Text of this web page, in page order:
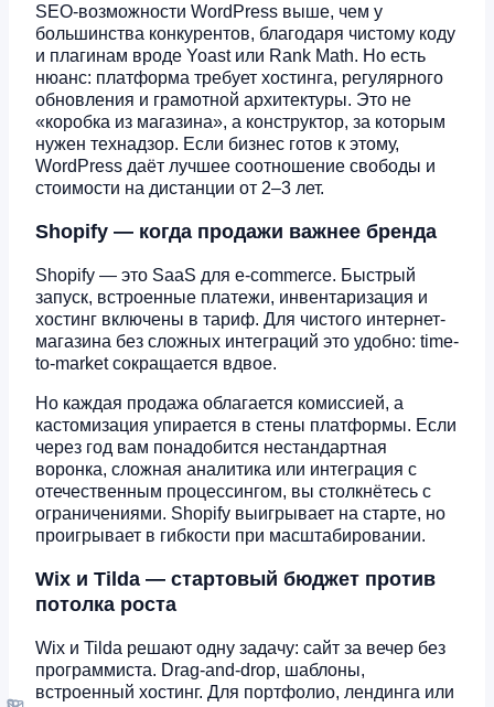
SEO-возможности WordPress выше, чем у
большинства конкурентов, благодаря чистому коду
и плагинам вроде Yoast или Rank Math. Но есть
нюанс: платформа требует хостинга, регулярного
обновления и грамотной архитектуры. Это не
«коробка из магазина», а конструктор, за которым
нужен технадзор. Если бизнес готов к этому,
WordPress даёт лучшее соотношение свободы и
стоимости на дистанции от 2–3 лет.
Shopify — когда продажи важнее бренда
Shopify — это SaaS для e-commerce. Быстрый
запуск, встроенные платежи, инвентаризация и
хостинг включены в тариф. Для чистого интернет-
магазина без сложных интеграций это удобно: time-
to-market сокращается вдвое.
Но каждая продажа облагается комиссией, а
кастомизация упирается в стены платформы. Если
через год вам понадобится нестандартная
воронка, сложная аналитика или интеграция с
отечественным процессингом, вы столкнётесь с
ограничениями. Shopify выигрывает на старте, но
проигрывает в гибкости при масштабировании.
Wix и Tilda — стартовый бюджет против
потолка роста
Wix и Tilda решают одну задачу: сайт за вечер без
программиста. Drag-and-drop, шаблоны,
встроенный хостинг. Для портфолио, лендинга или